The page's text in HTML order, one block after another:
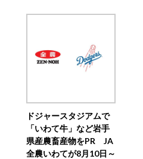
ドジャースタジアムで
「いわて牛」など岩手
県産農畜産物をPR JA
全農いわてが8月10日～